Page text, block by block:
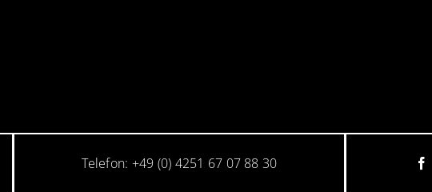
Telefon: +49 (0) 4251 67 07 88 30